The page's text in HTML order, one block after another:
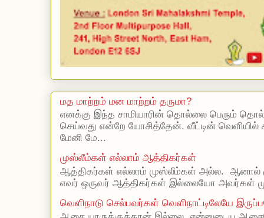
மத மாற்றம் மன மாற்றம் தருமா?
எனக்கு இந்த சாமியாரின் தொல்லை பெரும்
செய்வது என்றே யோசித்தேன். வீட்டின்
மேனி மே...
முஸ்லீம்கள் எல்லாம் ஆத்திகர்கள்
ஆத்திகர்கள் எல்லாம் முஸ்லீம்கள் அல்ல. ஆனால்
எவர் ஒருவர் ஆத்திகர்கள் இல்லையோ அவர்கள்
வெளிநாடு செல்பவர்கள் வெளிநாட்டிலேயே